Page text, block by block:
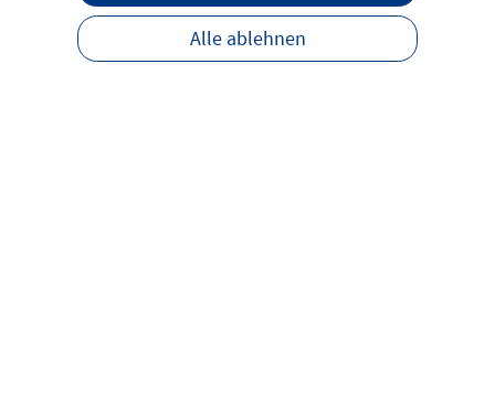
Name
Alle ablehnen